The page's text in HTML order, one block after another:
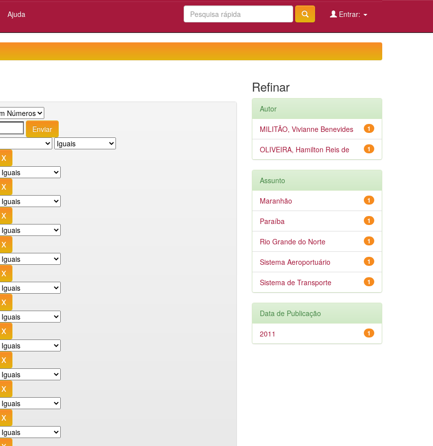
Ajuda Entrar:
Refinar
Autor
1
MILITÃO, Vivianne Benevides
1
OLIVEIRA, Hamilton Reis de
Assunto
1
Maranhão
1
Paraíba
1
Rio Grande do Norte
1
Sistema Aeroportuário
1
Sistema de Transporte
Data de Publicação
1
2011